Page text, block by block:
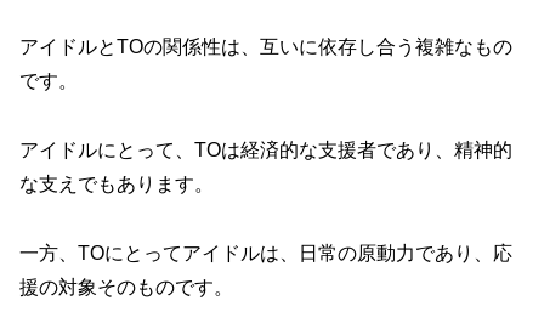
アイドルとTOの関係性は、互いに依存し合う複雑なもの
です。
アイドルにとって、TOは経済的な支援者であり、精神的
な支えでもあります。
一方、TOにとってアイドルは、日常の原動力であり、応
援の対象そのものです。